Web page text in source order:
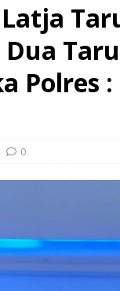
Polres :
0